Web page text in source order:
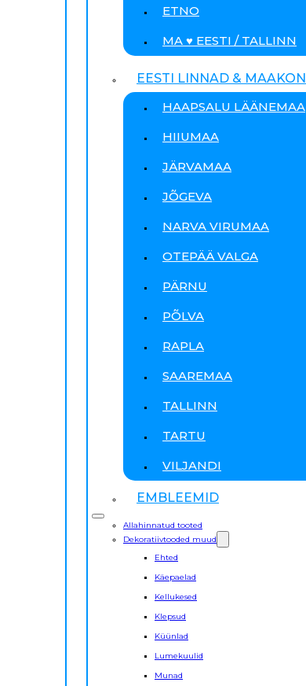
ETNO
MA ♥ EESTI / TALLINN
EESTI LINNAD &
HAAPSALU LÄÄNEMAA
HIIUMAA
JÄRVAMAA
JÕGEVA
NARVA VIRUMAA
OTEPÄÄ VALGA
PÄRNU
PÕLVA
RAPLA
SAAREMAA
TALLINN
TARTU
VILJANDI
EMBLEEMID
Allahinnatud tooted
Dekoratiivtooded muud
Ehted
Käepaelad
Kellukesed
Klepsud
Küünlad
Lumekuulid
Munad